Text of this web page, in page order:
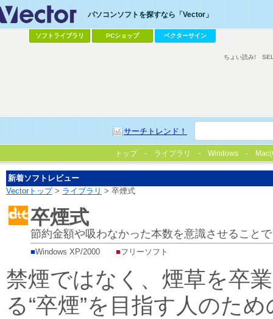
パソコンソフトを探すなら「Vector」
ソフトライブラリ PCショップ ベクターサイン
サーチトレンド！
ちょい読み!
トップ ライブラリ Windows
新着ソフトレビュー
Vectorトップ> ライブラリ > 卒煙式
卒煙式
節約金額や吸わなかった本数を意識させること
■Windows XP/2000 ■フリーソフト
禁煙ではなく、煙草を卒
る“卒煙”を目指す人のため